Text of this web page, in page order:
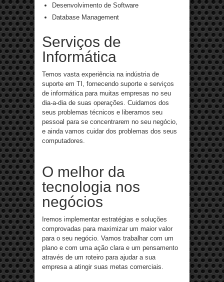
Desenvolvimento de Software
Database Management
Serviços de
Informática
Temos vasta experiência na indústria de
suporte em TI, fornecendo suporte e serviços
de informática para muitas empresas no seu
dia-a-dia de suas operações. Cuidamos dos
seus problemas técnicos e liberamos seu
pessoal para se concentrarem no seu negócio,
e ainda vamos cuidar dos problemas dos seus
computadores.
O melhor da
tecnologia nos
negócios
Iremos implementar estratégias e soluções
comprovadas para maximizar um maior valor
para o seu negócio. Vamos trabalhar com um
plano e com uma ação clara e um pensamento
através de um roteiro para ajudar a sua
empresa a atingir suas metas comerciais.